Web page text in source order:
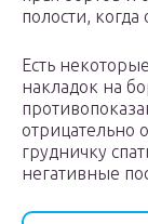
полости,
Есть
накладок на
отрицательно
грудничку
негативные